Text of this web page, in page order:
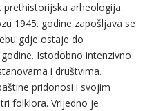
prethistorijska arheologija.
1945. godine zapošljava se
gdje ostaje do
Istodobno intenzivno
i društvima.
pridonosi i svojim
folklora. Vrijedno je